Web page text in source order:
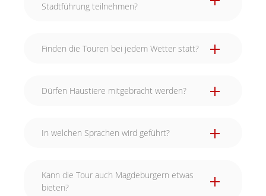
Stadtführung teilnehmen?
Finden die Touren bei jedem Wetter statt?
Dürfen Haustiere mitgebracht werden?
In welchen Sprachen wird geführt?
Kann die Tour auch Magdeburgern etwas
bieten?